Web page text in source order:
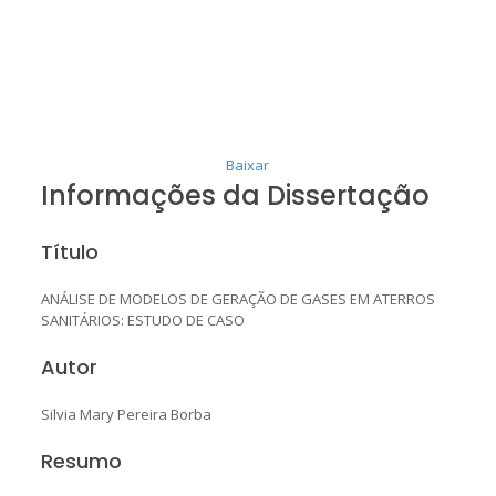
Baixar
Informações da Dissertação
Título
ANÁLISE DE MODELOS DE GERAÇÃO DE GASES EM ATERROS
SANITÁRIOS: ESTUDO DE CASO
Autor
Silvia Mary Pereira Borba
Resumo